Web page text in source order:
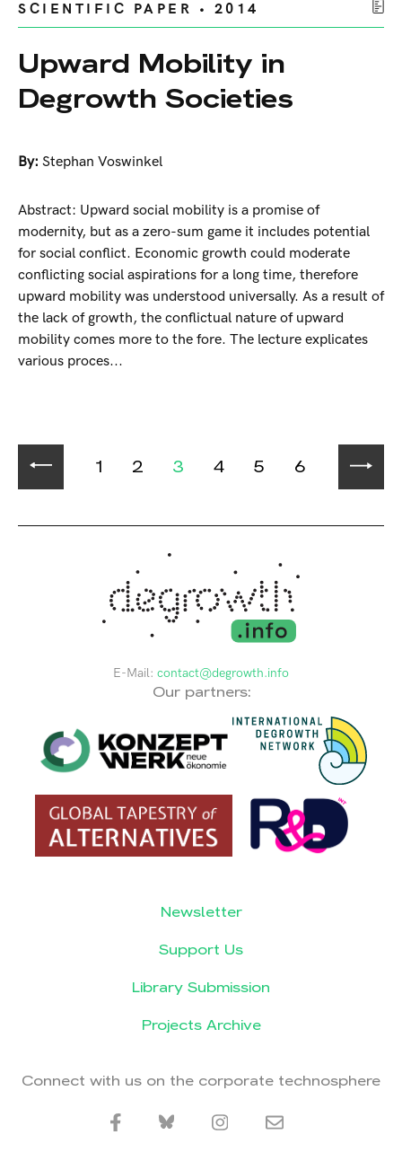
SCIENTIFIC PAPER • 2014
Upward Mobility in
Degrowth Societies
By: Stephan Voswinkel
Abstract: Upward social mobility is a promise of
modernity, but as a zero-sum game it includes potential
for social conflict. Economic growth could moderate
conflicting social aspirations for a long time, therefore
upward mobility was understood universally. As a result of
the lack of growth, the conflictual nature of upward
mobility comes more to the fore. The lecture explicates
various proces...
1 2 3 4 5 6
E-Mail: contact@degrowth.info
Our partners:
Newsletter
Support Us
Library Submission
Projects Archive
Connect with us on the corporate technosphere